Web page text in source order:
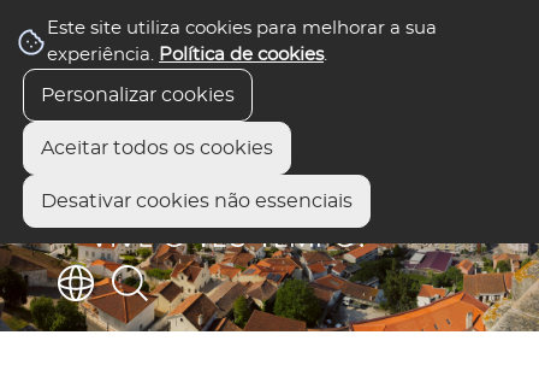
Este site utiliza cookies para melhorar a sua
experiência. Política de cookies.
Personalizar cookies
Aceitar todos os cookies
Desativar cookies não essenciais